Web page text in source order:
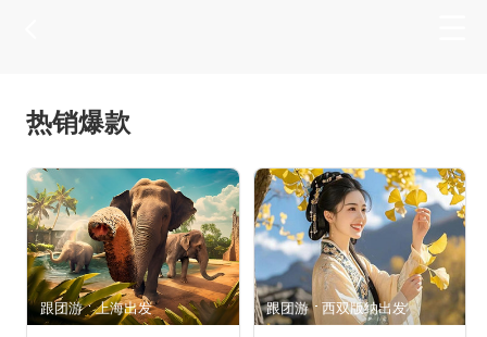
热销爆款
跟团游 上海出发 跟团游 西双版纳出发